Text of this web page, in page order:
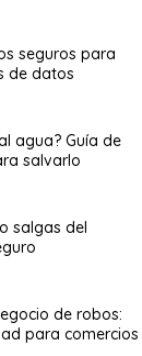
seguros para
de datos
agua? Guía de
salvarlo
salgas del
de robos:
para comercios